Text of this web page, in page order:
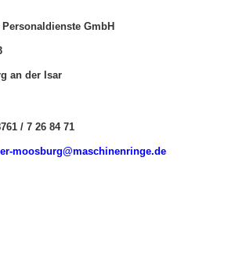
GmbH
an der Isar
/ 7 26 84 71
moosburg@maschinenringe.de